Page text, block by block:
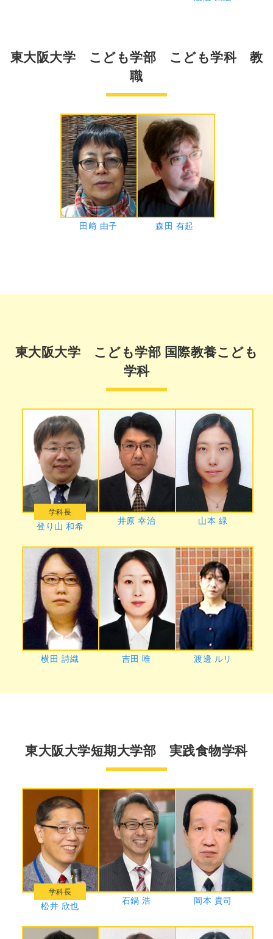
東大阪大学 こども学部 こども学科 教
職
田﨑 由子 森田 有起
東大阪大学 こども学部 国際教養こども
学科
学科長
登り山 和希
井原 幸治 山本 緑
横田 詩織 吉田 唯 渡邊 ルリ
東大阪大学短期大学部 実践食物学科
学科長
松井 欣也
石鍋 浩 岡本 貴司